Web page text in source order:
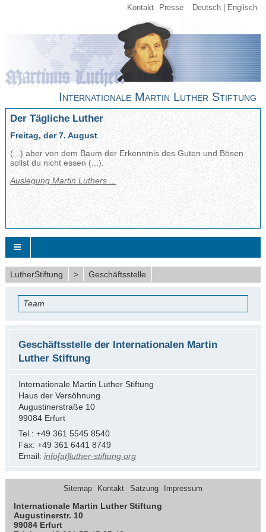
Kontakt Presse Deutsch Englisch
Internationale Martin Luther Stiftung
Der Tägliche Luther
Freitag, der 7. August
(...) aber von dem Baum der Erkenntnis des Guten und Bösen
sollst du nicht essen (...).
Auslegung Martin Luthers ...
LutherStiftung > Geschäftsstelle
Team
Geschäftsstelle der Internationalen Martin
Luther Stiftung
Internationale Martin Luther Stiftung
Haus der Versöhnung
Augustinerstraße 10
99084 Erfurt
Tel.: +49 361 5545 8540
Fax: +49 361 6441 8749
Email: info[at]luther-stiftung.org
Sitemap Kontakt Satzung Impressum
Internationale Martin Luther Stiftung
Augustinerstr. 10
99084 Erfurt